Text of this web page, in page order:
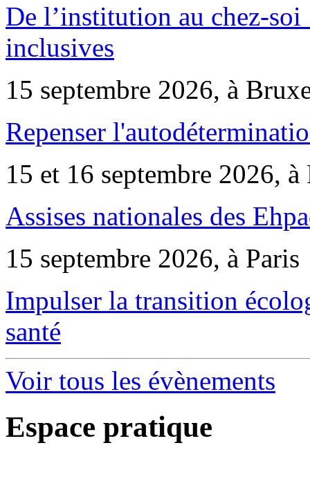
De l’institution au chez-
inclusives
15 septembre 2026, à
Repenser
15 et 16 septembre 2026, à
Assises nationales des
15 septembre 2026, à Paris
Impulser la transition
santé
Voir tous les évènements
Espace pratique